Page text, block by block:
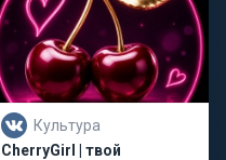
Культура
CherryGirl | твой